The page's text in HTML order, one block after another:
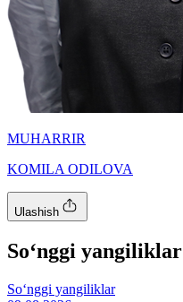
MUHARRIR
KOMILA ODILOVA
Ulashish
So‘nggi yangiliklar
So‘nggi yangiliklar